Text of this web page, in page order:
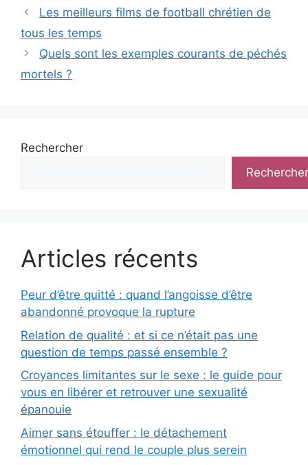
Les meilleurs films de football chrétien de
tous les temps
Quels sont les exemples courants de péchés
mortels ?
Rechercher
Rechercher
Articles récents
Peur d’être quitté : quand l’angoisse d’être
abandonné provoque la rupture
Relation de qualité : et si ce n’était pas une
question de temps passé ensemble ?
Croyances limitantes sur le sexe : le guide pour
vous en libérer et retrouver une sexualité
épanouie
Aimer sans étouffer : le détachement
émotionnel qui rend le couple plus serein